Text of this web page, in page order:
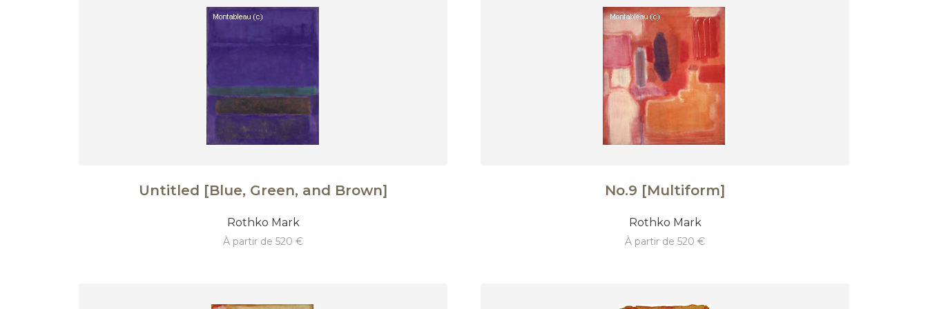
Untitled [Blue, Green, and Brown]
Rothko Mark
à partir de 520 €
No.9 [Multiform]
Rothko Mark
à partir de 520 €